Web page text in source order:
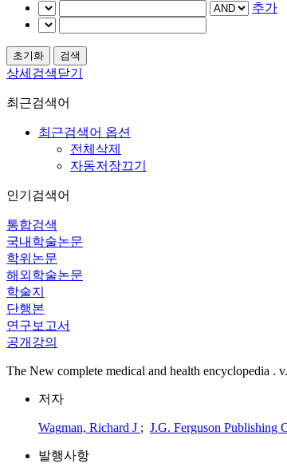
추가
상세검색닫기
최근검색어
최근검색어 옵션
전체삭제
자동저장끄기
인기검색어
통합검색
국내학술논문
학위논문
해외학술논문
학술지
단행본
연구보고서
공개강의
The New complete medical and health encyclopedia .
저자
Wagman, Richard J ; J.G. Ferguson Publishing
발행사항